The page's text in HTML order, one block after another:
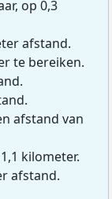
op 0,3
afstand.
te bereiken.
afstand van
kilometer.
afstand.